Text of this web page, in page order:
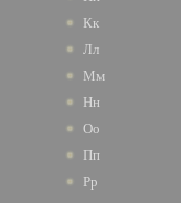
Кк
Лл
Мм
Нн
Оо
Пп
Рр